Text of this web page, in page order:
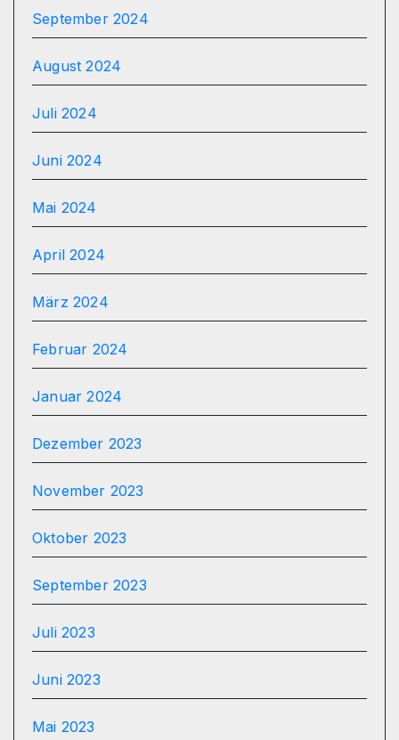
September 2024
August 2024
Juli 2024
Juni 2024
Mai 2024
April 2024
März 2024
Februar 2024
Januar 2024
Dezember 2023
November 2023
Oktober 2023
September 2023
Juli 2023
Juni 2023
Mai 2023